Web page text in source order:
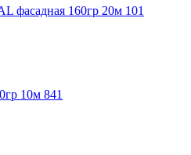
фасадная 160гр 20м 101